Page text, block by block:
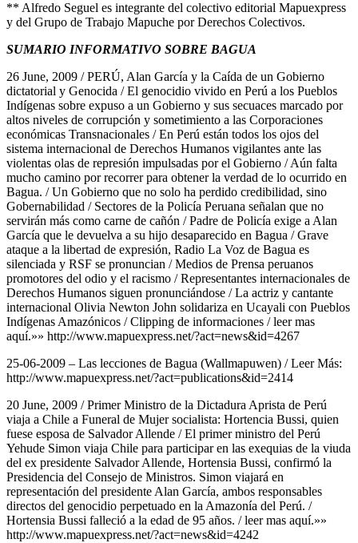
** Alfredo Seguel es integrante del colectivo editorial Mapuexpress
y del Grupo de Trabajo Mapuche por Derechos Colectivos.
SUMARIO INFORMATIVO SOBRE BAGUA
26 June, 2009 / PERÚ, Alan García y la Caída de un Gobierno
dictatorial y Genocida / El genocidio vivido en Perú a los Pueblos
Indígenas sobre expuso a un Gobierno y sus secuaces marcado por
altos niveles de corrupción y sometimiento a las Corporaciones
económicas Transnacionales / En Perú están todos los ojos del
sistema internacional de Derechos Humanos vigilantes ante las
violentas olas de represión impulsadas por el Gobierno / Aún falta
mucho camino por recorrer para obtener la verdad de lo ocurrido en
Bagua. / Un Gobierno que no solo ha perdido credibilidad, sino
Gobernabilidad / Sectores de la Policía Peruana señalan que no
servirán más como carne de cañón / Padre de Policía exige a Alan
García que le devuelva a su hijo desaparecido en Bagua / Grave
ataque a la libertad de expresión, Radio La Voz de Bagua es
silenciada y RSF se pronuncian / Medios de Prensa peruanos
promotores del odio y el racismo / Representantes internacionales de
Derechos Humanos siguen pronunciándose / La actriz y cantante
internacional Olivia Newton John solidariza en Ucayali con Pueblos
Indígenas Amazónicos / Clipping de informaciones / leer mas
aquí.»» http://www.mapuexpress.net/?act=news&id=4267
25-06-2009 – Las lecciones de Bagua (Wallmapuwen) / Leer Más:
http://www.mapuexpress.net/?act=publications&id=2414
20 June, 2009 / Primer Ministro de la Dictadura Aprista de Perú
viaja a Chile a Funeral de Mujer socialista: Hortencia Bussi, quien
fuese esposa de Salvador Allende / El primer ministro del Perú
Yehude Simon viaja Chile para participar en las exequias de la viuda
del ex presidente Salvador Allende, Hortensia Bussi, confirmó la
Presidencia del Consejo de Ministros. Simon viajará en
representación del presidente Alan García, ambos responsables
directos del genocidio perpetuado en la Amazonía del Perú. /
Hortensia Bussi falleció a la edad de 95 años. / leer mas aquí.»»
http://www.mapuexpress.net/?act=news&id=4242